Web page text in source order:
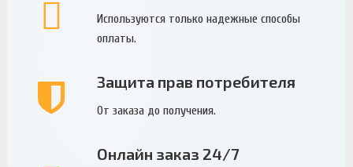
Используются только надежные способы
оплаты.
Защита прав потребителя
От заказа до получения.
Онлайн заказ 24/7